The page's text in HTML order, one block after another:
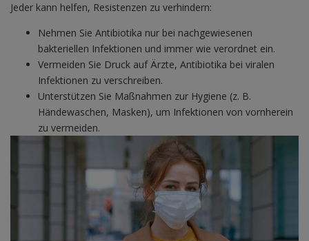
Jeder kann helfen, Resistenzen zu verhindern:
Nehmen Sie Antibiotika nur bei nachgewiesenen
bakteriellen Infektionen und immer wie verordnet ein.
Vermeiden Sie Druck auf Ärzte, Antibiotika bei viralen
Infektionen zu verschreiben.
Unterstützen Sie Maßnahmen zur Hygiene (z. B.
Händewaschen, Masken), um Infektionen von vornherein
zu vermeiden.